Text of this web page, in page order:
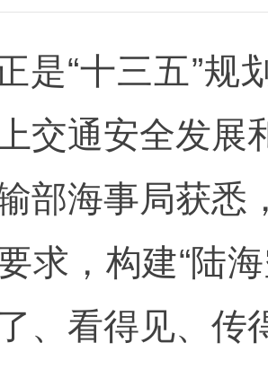
是“十三五”规
交通安全发展
部海事局获悉
求，构建“陆
、看得见、传